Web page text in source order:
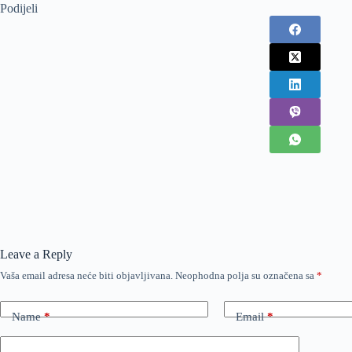
Podijeli
Leave a Reply
Vaša email adresa neće biti objavljivana. Neophodna polja su označena sa *
Name* Email*